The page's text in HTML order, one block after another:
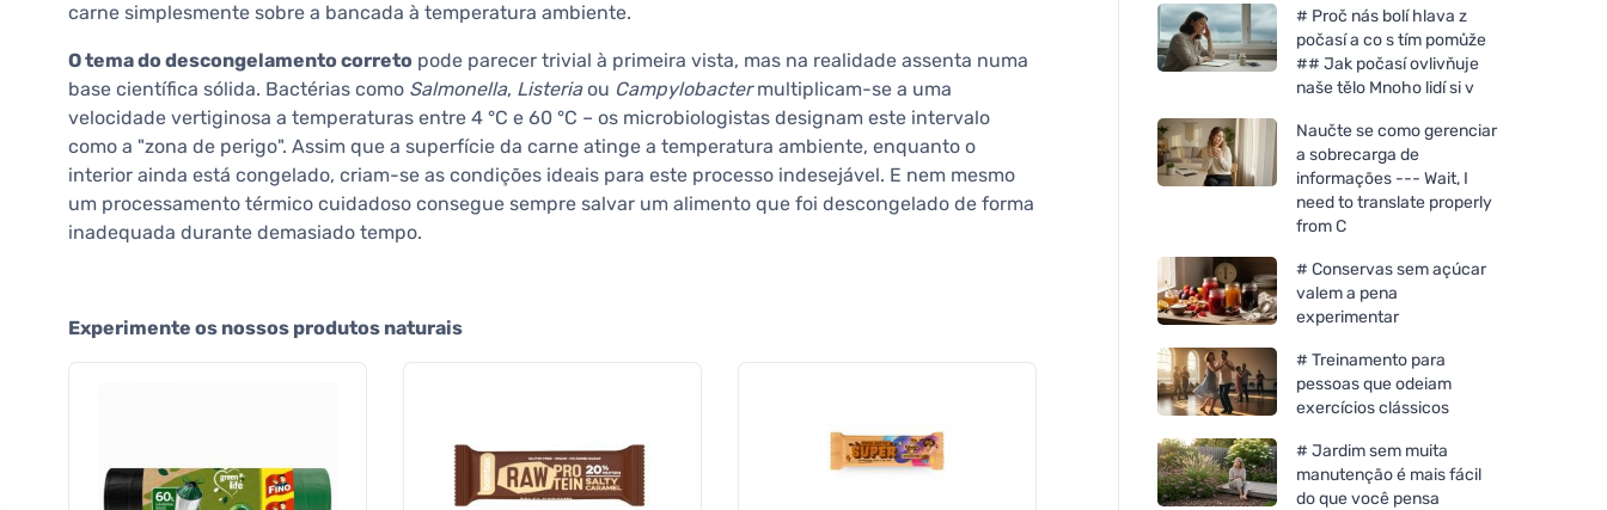
carne simplesmente sobre a bancada à temperatura ambiente.
O tema do descongelamento correto pode parecer trivial à primeira vista, mas na realidade assenta numa
base científica sólida. Bactérias como Salmonella, Listeriaou Campylobactermultiplicam-se a uma
velocidade vertiginosa a temperaturas entre 4 °C e 60 °C – os microbiologistas designam este intervalo
como a "zona de perigo". Assim que a superfície da carne atinge a temperatura ambiente, enquanto o
interior ainda está congelado, criam-se as condições ideais para este processo indesejável. E nem mesmo
um processamento térmico cuidadoso consegue sempre salvar um alimento que foi descongelado de forma
inadequada durante demasiado tempo.
Experimente os nossos produtos naturais
# Proč nás bolí hlava z
počasí a co s tím pomůže
## Jak počasí ovlivňuje
naše tělo Mnoho lidí si v
Naučte se como gerenciar
a sobrecarga de
informações --- Wait, I
need to translate properly
from C
# Conservas sem açúcar
valem a pena
experimentar
# Treinamento para
pessoas que odeiam
exercícios clássicos
# Jardim sem muita
manutenção é mais fácil
do que você pensa